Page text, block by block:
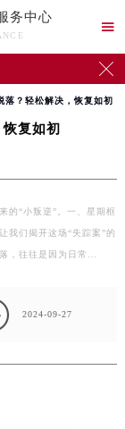
务中心


落？轻松解决，恢复如初
复如初
的“小叛逆”。一、星期框
我们揭开这场“失踪案”的
，往往是因为日常…
2024-09-27